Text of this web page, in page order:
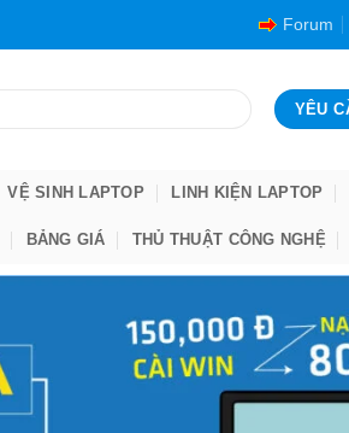
Forum
VỆ SINH LAPTOP LINH KIỆN LAPTOP
BẢNG GIÁ THỦ THUẬT CÔNG NGHỆ